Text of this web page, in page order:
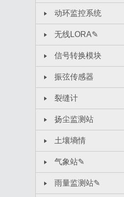
动环监控系统
无线LORA✎
信号转换模块
振弦传感器
裂缝计
扬尘监测站
土壤墒情
气象站✎
雨量监测站✎